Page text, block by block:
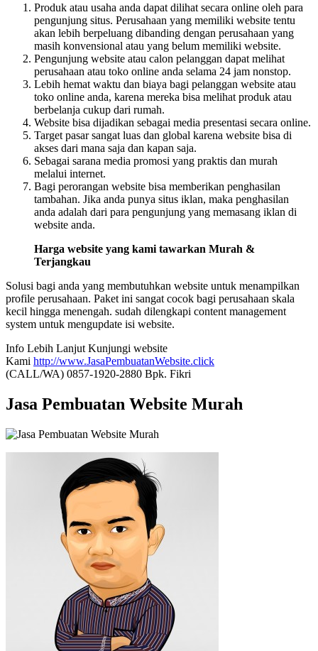
Produk atau usaha anda dapat dilihat secara online oleh para
pengunjung situs. Perusahaan yang memiliki website tentu
akan lebih berpeluang dibanding dengan perusahaan yang
masih konvensional atau yang belum memiliki website.
Pengunjung website atau calon pelanggan dapat melihat
perusahaan atau toko online anda selama 24 jam nonstop.
Lebih hemat waktu dan biaya bagi pelanggan website atau
toko online anda, karena mereka bisa melihat produk atau
berbelanja cukup dari rumah.
Website bisa dijadikan sebagai media presentasi secara online.
Target pasar sangat luas dan global karena website bisa di
akses dari mana saja dan kapan saja.
Sebagai sarana media promosi yang praktis dan murah
melalui internet.
Bagi perorangan website bisa memberikan penghasilan
tambahan. Jika anda punya situs iklan, maka penghasilan
anda adalah dari para pengunjung yang memasang iklan di
website anda.
Harga website yang kami tawarkan Murah &
Terjangkau
Solusi bagi anda yang membutuhkan website untuk menampilkan
profile perusahaan. Paket ini sangat cocok bagi perusahaan skala
kecil hingga menengah. sudah dilengkapi content management
system untuk mengupdate isi website.
Info Lebih Lanjut Kunjungi website
Kami http://www.JasaPembuatanWebsite.click
(CALL/WA) 0857-1920-2880 Bpk. Fikri
Jasa Pembuatan Website Murah